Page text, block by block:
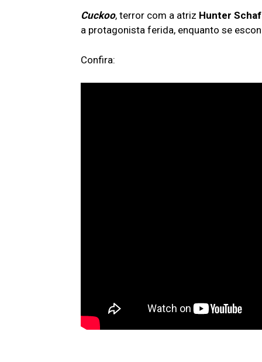
Cuckoo, terror com a atriz Hunter
a protagonista ferida, enquanto se
Confira: